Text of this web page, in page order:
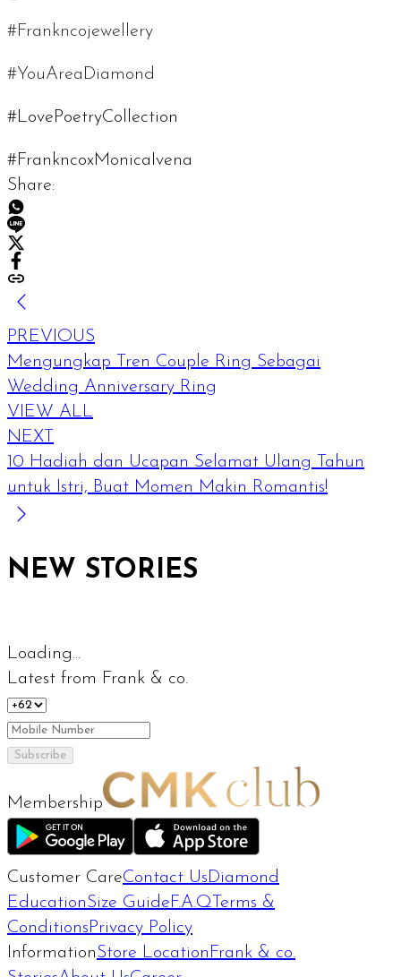
#Frankncojewellery
#YouAreaDiamond
#LovePoetryCollection
#FrankncoxMonicaIvena
Share:
PREVIOUS
Mengungkap Tren Couple Ring Sebagai
Wedding Anniversary Ring
VIEW ALL
NEXT
10 Hadiah dan Ucapan Selamat Ulang Tahun
untuk Istri, Buat Momen Makin Romantis!
NEW STORIES
Loading...
Latest from Frank & co.
Subscribe
Membership
Customer CareContact UsDiamond
EducationSize GuideF.A.Q Terms &
ConditionsPrivacy Policy
InformationStore Location Frank & co.